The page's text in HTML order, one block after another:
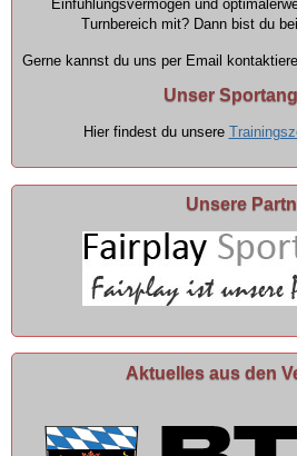
Einfühlungsvermögen und
Turnbereich mit? Dann bist du
Gerne kannst du uns per Email
Unser
Hier findest du unsere
Unsere
Aktuelles aus den